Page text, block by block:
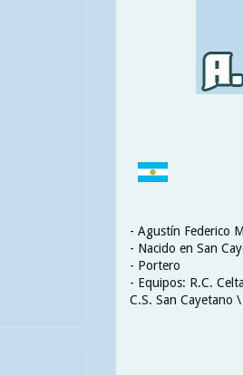
- Agustín Federico
- Nacido en San
- Portero
- Equipos: R.C.
C.S. San Cayetano \